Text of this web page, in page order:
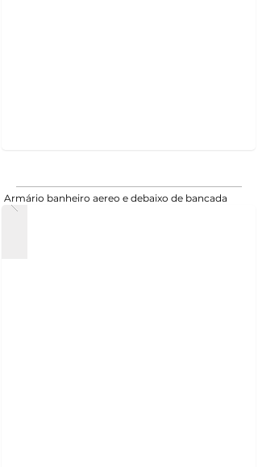
Armário banheiro aereo e debaixo de bancada